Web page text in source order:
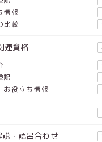
情報
比較
連資格
記
お役立ち情報
・語呂合わせ